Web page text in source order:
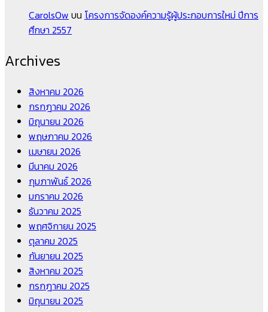
CarolsOw บน โครงการจัดองค์ความรู้ผู้ประกอบการใหม่ ปีการ
ศึกษา 2557
Archives
สิงหาคม 2026
กรกฎาคม 2026
มิถุนายน 2026
พฤษภาคม 2026
เมษายน 2026
มีนาคม 2026
กุมภาพันธ์ 2026
มกราคม 2026
ธันวาคม 2025
พฤศจิกายน 2025
ตุลาคม 2025
กันยายน 2025
สิงหาคม 2025
กรกฎาคม 2025
มิถุนายน 2025